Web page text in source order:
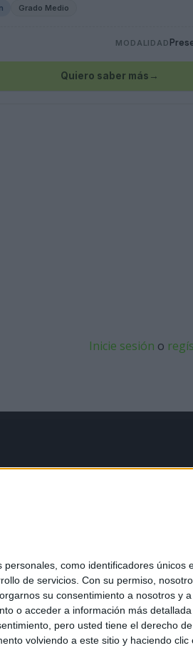
como identificadores únicos
de servicios. Con su permiso,
su consentimiento a nosotros y
o acceder a información más
pero usted tiene el derecho
volviendo a este sitio y haciendo
Grado Medio
MODALIDAD
Quiero saber más →
Inicie sesión o